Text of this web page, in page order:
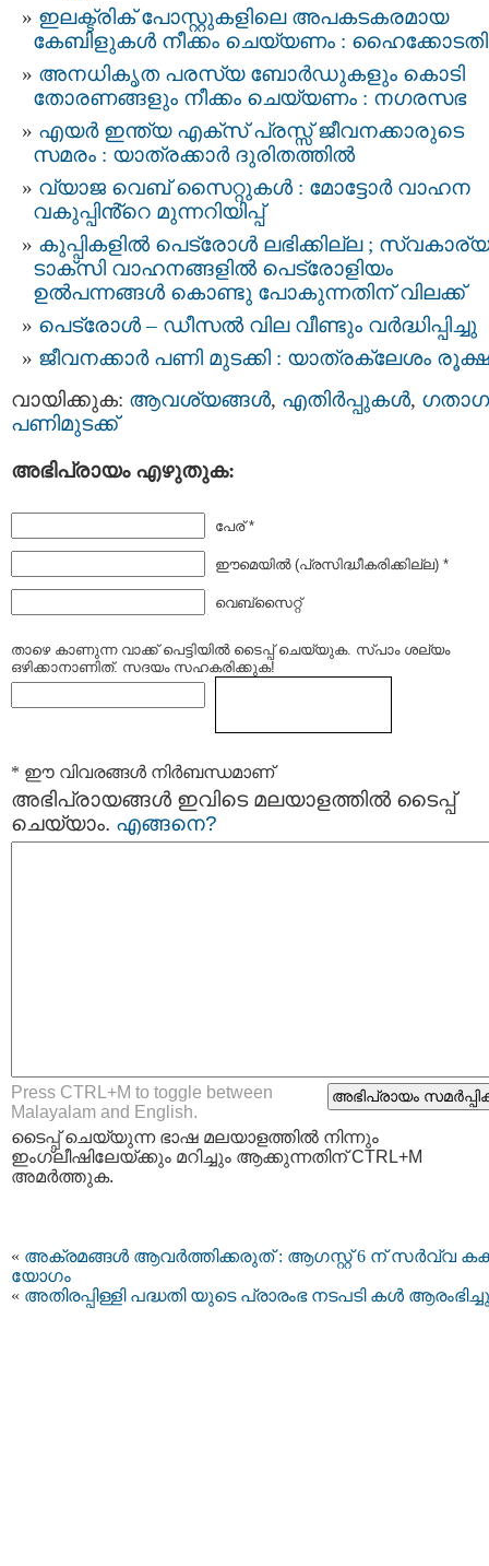
ഇലക്ട്രിക് പോസ്റ്റുകളിലെ അപകടകരമായ
കേബിളുകള്‍ നീക്കം ചെയ്യണം : ഹൈക്കോടതി
അനധികൃത പരസ്യ ബോര്‍ഡുകളും കൊടി
തോരണങ്ങളും നീക്കം ചെയ്യണം : നഗരസഭ
എയര്‍ ഇന്ത്യ എക്സ് പ്രസ്സ് ജീവനക്കാരുടെ
സമരം : യാത്രക്കാർ ദുരിതത്തിൽ
വ്യാജ വെബ് സൈറ്റുകൾ : മോട്ടോര്‍ വാഹന
വകുപ്പിൻ്റെ മുന്നറിയിപ്പ്
കുപ്പികളില്‍ പെട്രോള്‍ ലഭിക്കില്ല ;
ടാക്സി വാഹനങ്ങളില്‍ പെട്രോളിയം
ഉൽപന്നങ്ങള്‍ കൊണ്ടു പോകുന്നതിന് വിലക്ക്
പെട്രോള്‍ – ഡീസല്‍ വില വീണ്ടും വര്‍ദ്ധിപ്പിച്ചു
ജീവനക്കാര്‍ പണി മുടക്കി : യാത്രക്ലേശം
വായിക്കുക: ആവശ്യങ്ങള്‍, എതിര്‍പ്പുകള്‍,
പണിമുടക്ക്
അഭിപ്രായം എഴുതുക:
പേര് *
ഈമെയില്‍ (പ്രസിദ്ധീകരിക്കില്ല) *
വെബ്സൈറ്റ്
താഴെ കാണുന്ന വാക്ക് പെട്ടിയില്‍ ടൈപ്പ്‌ ചെയ്യുക. സ്പാം ശല്യം
ഒഴിക്കാനാണിത്. സദയം സഹകരിക്കുക!
* ഈ വിവരങ്ങള്‍ നിര്‍ബന്ധമാണ്
അഭിപ്രായങ്ങള്‍ ഇവിടെ മലയാളത്തില്‍ ടൈപ്പ്
ചെയ്യാം. എങ്ങനെ?
Press CTRL+M to toggle between
Malayalam and English.
ടൈപ്പ്‌ ചെയ്യുന്ന ഭാഷ മലയാളത്തില്‍ നിന്നും
ഇംഗ്ലീഷിലേയ്ക്കും മറിച്ചും ആക്കുന്നതിന് CTRL+M
അമര്‍ത്തുക.
« അക്രമങ്ങള്‍ ആവര്‍ത്തിക്കരുത് : ആഗസ്റ്റ് 6 ന് സര്‍വ്വ
യോഗം
« അതിരപ്പിള്ളി പദ്ധതി യുടെ പ്രാരംഭ നടപടി കൾ ആരംഭിച്ചു